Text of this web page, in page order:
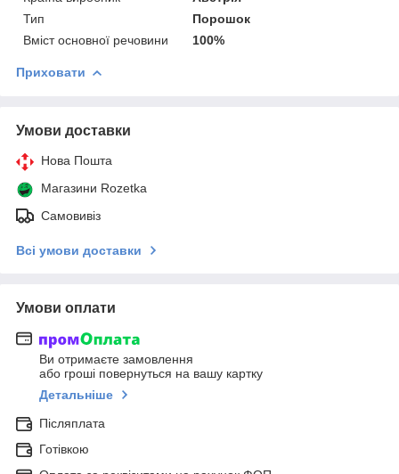
Тип
Порошок
Вміст основної речовини
100%
Приховати
Умови доставки
Нова Пошта
Магазини Rozetka
Самовивіз
Всі умови доставки
Умови оплати
Ви отримаєте замовлення
або гроші повернуться на вашу картку
Детальніше
Післяплата
Готівкою